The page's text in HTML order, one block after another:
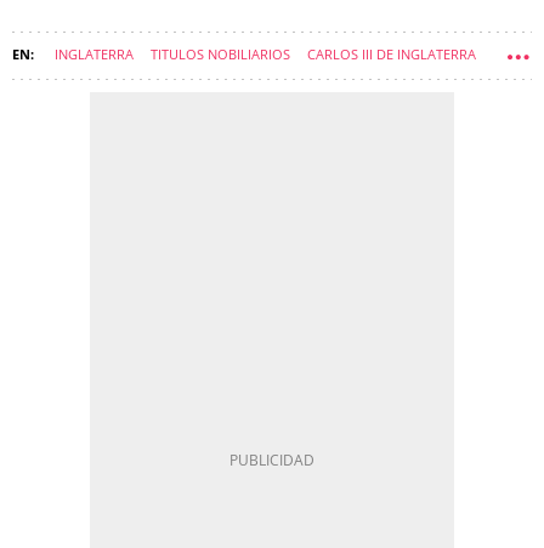
INGLATERRA TITULOS NOBILIARIOS CARLOS III DE INGLATERRA